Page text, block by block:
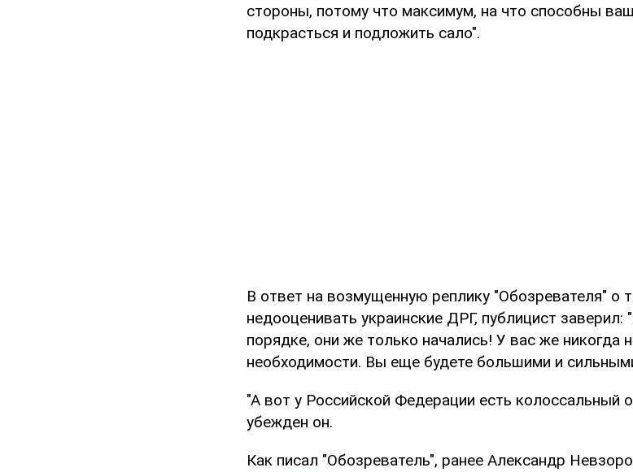
стороны, потому что максимум, на что способны
подкрасться и подложить сало".
В ответ на возмущенную реплику "Обозревателя" о
недооценивать украинские ДРГ, публицист
порядке, они же только начались! У вас же никогда
необходимости. Вы еще будете большими и
"А вот у Российской Федерации есть колоссальный
убежден он.
Как писал "Обозреватель", ранее Александр